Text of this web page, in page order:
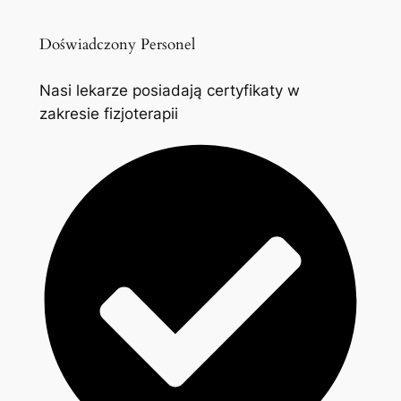
Doświadczony Personel
Nasi lekarze posiadają certyfikaty w
zakresie fizjoterapii